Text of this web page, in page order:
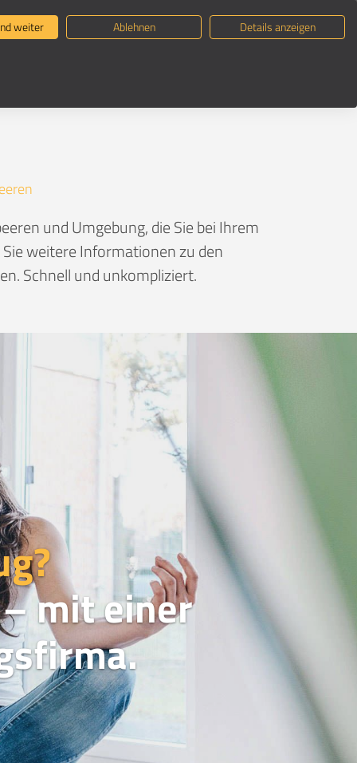
suchen Umzugsratgeber
und Umgebung, die Sie bei Ihrem
weitere Informationen zu den
Schnell und unkompliziert.
mit einer
weiter Ablehnen Details anzeigen